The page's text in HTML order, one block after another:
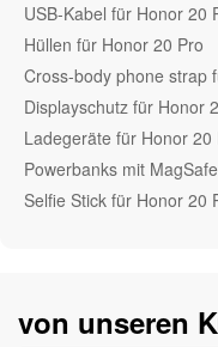
USB-Kabel für Honor 20
Hüllen für Honor 20 Pro
Cross-body phone strap
Displayschutz für Honor
Ladegeräte für Honor 20
Powerbanks mit
Selfie Stick für Honor 20
von unseren